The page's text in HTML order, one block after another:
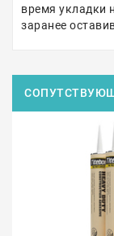
время укладки
заранее